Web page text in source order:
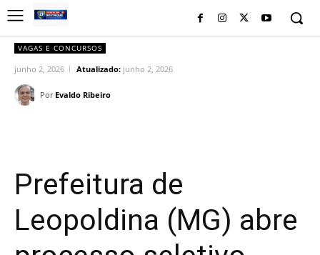
VAGAS E CONCURSOS
junho 2, 2026 Atualizado: junho 2, 2026
Por Evaldo Ribeiro
Prefeitura de
Leopoldina (MG) abre